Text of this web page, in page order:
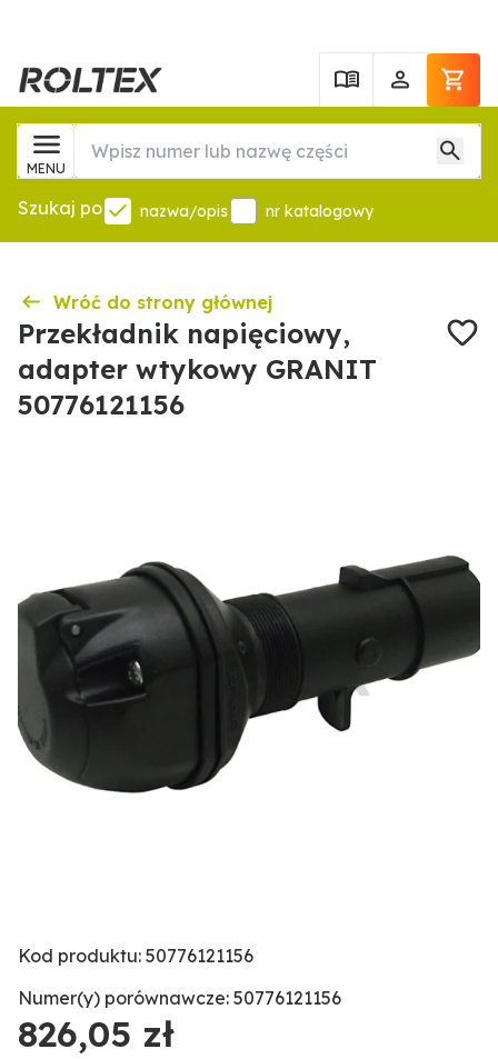
MENU
Szukaj po nazwa/opis nr katalogowy
Wróć do strony głównej
Przekładnik napięciowy,
adapter wtykowy GRANIT
50776121156
Kod produktu: 50776121156
Numer(y) porównawcze: 50776121156
826,05 zł